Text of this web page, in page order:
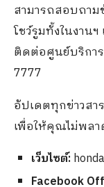
สามารถสอบถาม
โชว์รูมทั้งในงาน
ติดต่อศูนย์บริการ
7777
อัปเดตทุกข่าวส
เพื่อให้คุณไม่พล
เว็บไซต์:
Facebook